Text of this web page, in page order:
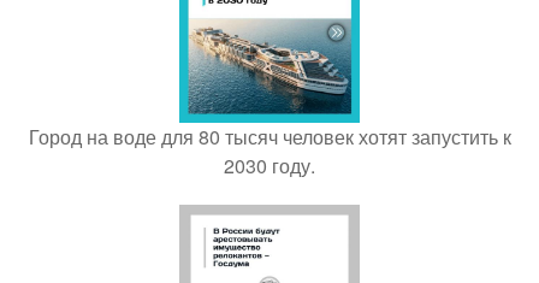
Город на воде для 80 тысяч человек хотят запустить к
2030 году.